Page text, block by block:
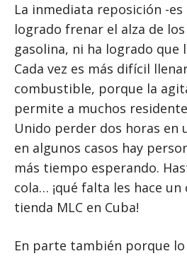
La inmediata reposición -
logrado frenar el alza de
gasolina, ni ha logrado que
Cada vez es más difícil
combustible, porque la
permite a muchos
Unido perder dos horas en
en algunos casos hay
más tiempo esperando.
cola… ¡qué falta les hace
tienda MLC en Cuba!
En parte también porque